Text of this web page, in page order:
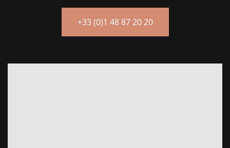
+33 (0)1 48 87 20 20